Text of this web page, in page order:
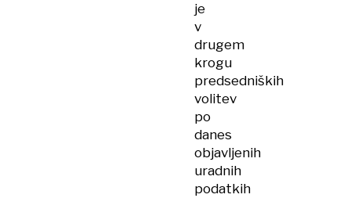
je
v
drugem
krogu
predsedniških
volitev
po
danes
objavljenih
uradnih
podatkih